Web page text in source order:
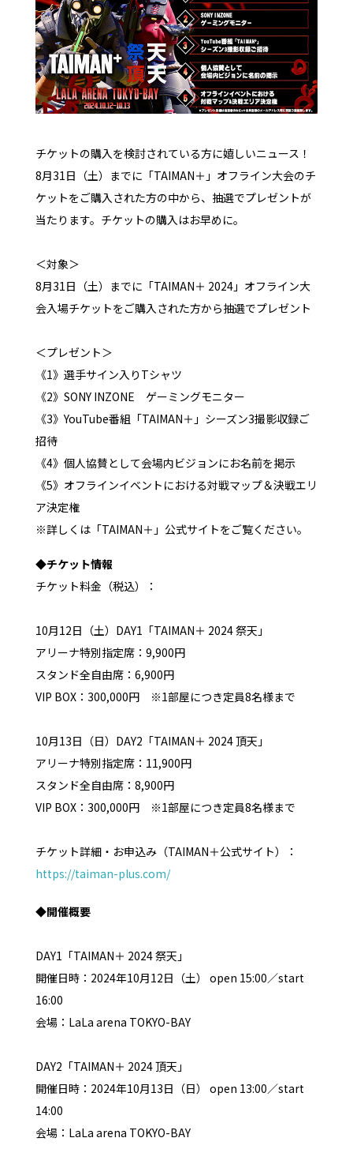
チケットの購入を検討されている方に嬉しいニュース！
8月31日（土）までに「TAIMAN＋」オフライン大会のチ
ケットをご購入された方の中から、抽選でプレゼントが
当たります。チケットの購入はお早めに。
＜対象＞
8月31日（土）までに「TAIMAN＋ 2024」オフライン大
会入場チケットをご購入された方から抽選でプレゼント
＜プレゼント＞
《1》選手サイン入りTシャツ
《2》SONY INZONE ゲーミングモニター
《3》YouTube番組「TAIMAN＋」シーズン3撮影収録ご
招待
《4》個人協賛として会場内ビジョンにお名前を掲示
《5》オフラインイベントにおける対戦マップ＆決戦エリ
ア決定権
※詳しくは「TAIMAN＋」公式サイトをご覧ください。
◆チケット情報
チケット料金（税込）：
10月12日（土）DAY1「TAIMAN＋ 2024 祭天」
アリーナ特別指定席：9,900円
スタンド全自由席：6,900円
VIP BOX：300,000円 ※1部屋につき定員8名様まで
10月13日（日）DAY2「TAIMAN＋ 2024 頂天」
アリーナ特別指定席：11,900円
スタンド全自由席：8,900円
VIP BOX：300,000円 ※1部屋につき定員8名様まで
チケット詳細・お申込み（TAIMAN＋公式サイト）：
https://taiman-plus.com/
◆開催概要
DAY1「TAIMAN＋ 2024 祭天」
開催日時：2024年10月12日（土） open 15:00／start
16:00
会場：LaLa arena TOKYO-BAY
DAY2「TAIMAN＋ 2024 頂天」
開催日時：2024年10月13日（日） open 13:00／start
14:00
会場：LaLa arena TOKYO-BAY